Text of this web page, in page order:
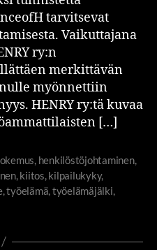
tarvitsevat
Vaikuttajana
ry:n
merkittävän
myönnettiin
HENRY ry:tä kuvaa
[…]
henkilöstöjohtaminen,
, kiitos kilpailukyky,
,työelämä työelämäjälki